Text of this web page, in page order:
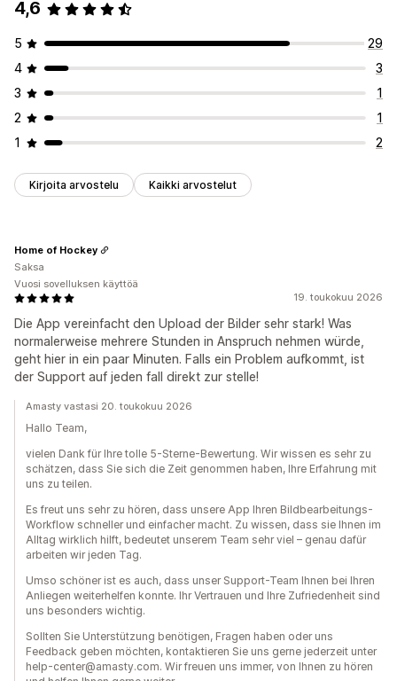
4,6
5
29
4
3
3
1
2
1
1
2
Kirjoita arvostelu Kaikki arvostelut
19. toukokuu 2026
Die App vereinfacht den Upload der Bilder sehr stark! Was
normalerweise mehrere Stunden in Anspruch nehmen würde,
geht hier in ein paar Minuten. Falls ein Problem aufkommt, ist
der Support auf jeden fall direkt zur stelle!
Home of Hockey
Saksa
Vuosi sovelluksen käyttöä
Amasty vastasi 20. toukokuu 2026
Hallo Team,
vielen Dank für Ihre tolle 5-Sterne-Bewertung. Wir wissen es sehr zu
schätzen, dass Sie sich die Zeit genommen haben, Ihre Erfahrung mit
uns zu teilen.
Es freut uns sehr zu hören, dass unsere App Ihren Bildbearbeitungs-
Workflow schneller und einfacher macht. Zu wissen, dass sie Ihnen im
Alltag wirklich hilft, bedeutet unserem Team sehr viel – genau dafür
arbeiten wir jeden Tag.
Umso schöner ist es auch, dass unser Support-Team Ihnen bei Ihren
Anliegen weiterhelfen konnte. Ihr Vertrauen und Ihre Zufriedenheit sind
uns besonders wichtig.
Sollten Sie Unterstützung benötigen, Fragen haben oder uns
Feedback geben möchten, kontaktieren Sie uns gerne jederzeit unter
help-center@amasty.com. Wir freuen uns immer, von Ihnen zu hören